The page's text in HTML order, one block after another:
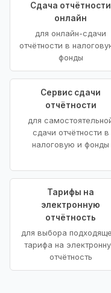
Сдача отчётности
онлайн
для онлайн-сдачи
отчётности в
фонды
Сервис сдачи
отчётности
для
сдачи отчётности в
налоговую и фонды
Тарифы на
электронную
отчётность
для выбора
тарифа на
отчётность